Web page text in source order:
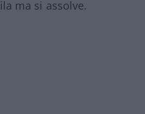
ma si assolve.